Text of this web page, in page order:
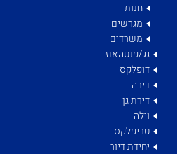
חנות
מגרשים
משרדים
גג/פנטהאוז
דופלקס
דירה
דירת גן
וילה
טריפלקס
יחידת דיור